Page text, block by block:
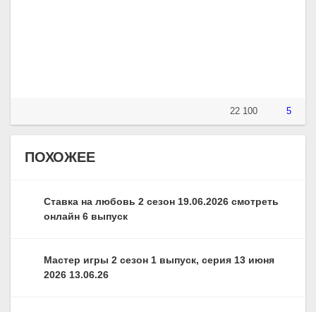
22 100 5
ПОХОЖЕЕ
Ставка на любовь 2 сезон 19.06.2026 смотреть
онлайн 6 выпуск
Мастер игры 2 сезон 1 выпуск, серия 13 июня
2026 13.06.26